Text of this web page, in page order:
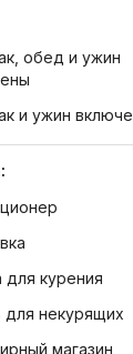
обед и ужин
и ужин
курения
для некурящих
магазин